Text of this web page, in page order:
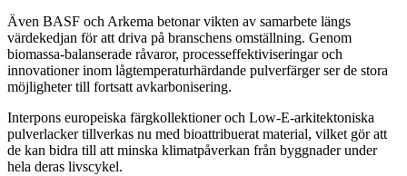
Även BASF och Arkema betonar vikten av samarbete längs
värdekedjan för att driva på branschens omställning. Genom
biomassa-balanserade råvaror, processeffektiviseringar och
innovationer inom lågtemperaturhärdande pulverfärger ser de stora
möjligheter till fortsatt avkarbonisering.
Interpons europeiska färgkollektioner och Low-E-arkitektoniska
pulverlacker tillverkas nu med bioattribuerat material, vilket gör att
de kan bidra till att minska klimatpåverkan från byggnader under
hela deras livscykel.